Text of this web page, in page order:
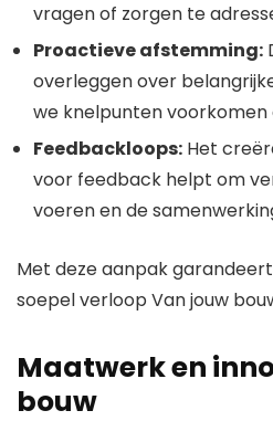
vragen of zorgen te
Proactieve afstemming:
overleggen over
we knelpunten voorkomen
Feedbackloops: Het
voor feedback helpt om
voeren en de
Met deze aanpak
soepel verloop Van jouw
Maatwerk en
bouw